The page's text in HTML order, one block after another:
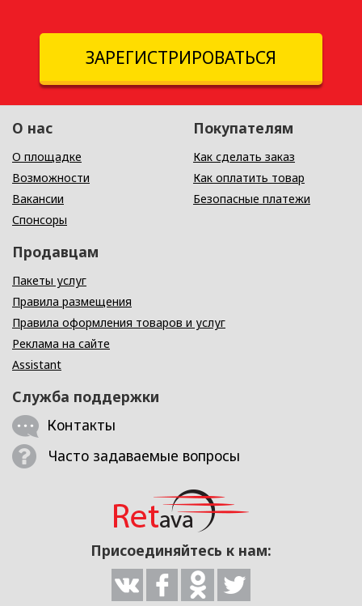
ЗАРЕГИСТРИРОВАТЬСЯ
О нас
О площадке
Возможности
Вакансии
Спонсоры
Покупателям
Как сделать заказ
Как оплатить товар
Безопасные платежи
Продавцам
Пакеты услуг
Правила размещения
Правила оформления товаров и услуг
Реклама на сайте
Assistant
Служба поддержки
Контакты
Часто задаваемые вопросы
Присоединяйтесь к нам: